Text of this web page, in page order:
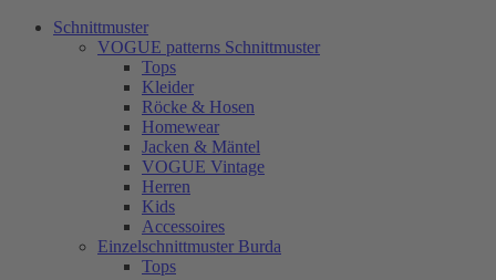
Schnittmuster
VOGUE patterns Schnittmuster
Tops
Kleider
Röcke & Hosen
Homewear
Jacken & Mäntel
VOGUE Vintage
Herren
Kids
Accessoires
Einzelschnittmuster Burda
Tops